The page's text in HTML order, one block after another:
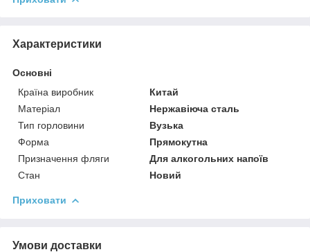
Характеристики
Основні
Країна виробник
Китай
Матеріал
Нержавіюча сталь
Тип горловини
Вузька
Форма
Прямокутна
Призначення фляги
Для алкогольних напоїв
Стан
Новий
Приховати
Умови доставки